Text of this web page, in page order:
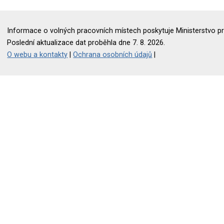
Informace o volných pracovních místech poskytuje Ministerstvo
Poslední aktualizace dat proběhla dne 7. 8. 2026.
O webu a kontakty |Ochrana osobních údajů